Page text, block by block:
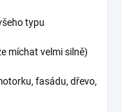
typu
míchat velmi silně)
fasádu, dřevo,